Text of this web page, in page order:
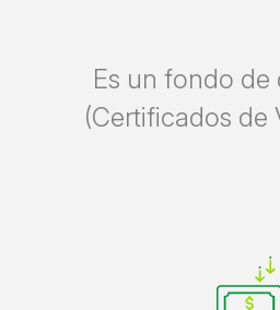
Es un fondo de
(Certificados